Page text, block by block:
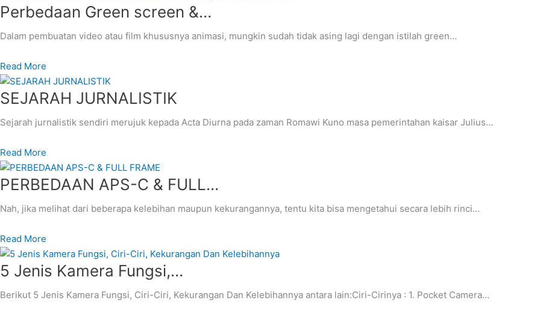
Perbedaan Green screen &…
Dalam pembuatan video atau film khususnya animasi, mungkin sudah tidak asing lagi dengan istilah green…
Read More
SEJARAH JURNALISTIK
Sejarah jurnalistik sendiri merujuk kepada Acta Diurna pada zaman Romawi Kuno masa pemerintahan kaisar Julius…
Read More
PERBEDAAN APS-C & FULL…
Nah, jika melihat dari beberapa kelebihan maupun kekurangannya, tentu kita bisa mengetahui secara lebih rinci…
Read More
5 Jenis Kamera Fungsi,…
Berikut 5 Jenis Kamera Fungsi, Ciri-Ciri, Kekurangan Dan Kelebihannya antara lain:Ciri-Cirinya : 1. Pocket Camera…